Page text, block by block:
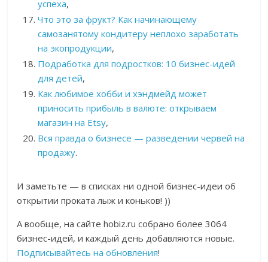
успеха,
Что это за фрукт? Как начинающему
самозанятому кондитеру неплохо заработать
на экопродукции,
Подработка для подростков: 10 бизнес-идей
для детей,
Как любимое хобби и хэндмейд может
приносить прибыль в валюте: открываем
магазин на Etsy,
Вся правда о бизнесе — разведении червей на
продажу.
И заметьте — в списках ни одной бизнес-идеи об
открытии проката лыж и коньков! ))
А вообще, на сайте hobiz.ru собрано более 3064
бизнес-идей, и каждый день добавляются новые.
Подписывайтесь на обновления!